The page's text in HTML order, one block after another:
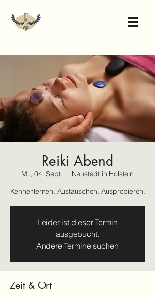
Reiki Abend
Mi., 04. Sept.
  |
Neustadt in Holstein
Kennenlernen. Austauschen. Ausprobieren.
Leider ist dieser Termin
ausgebucht.
Andere Termine suchen
Zeit & Ort